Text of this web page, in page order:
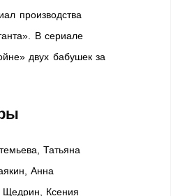
производства
В сериале
двух бабушек за
Татьяна
Анна
Щедрин, Ксения